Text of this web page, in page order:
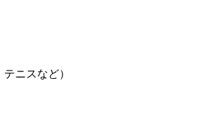
ニスなど）